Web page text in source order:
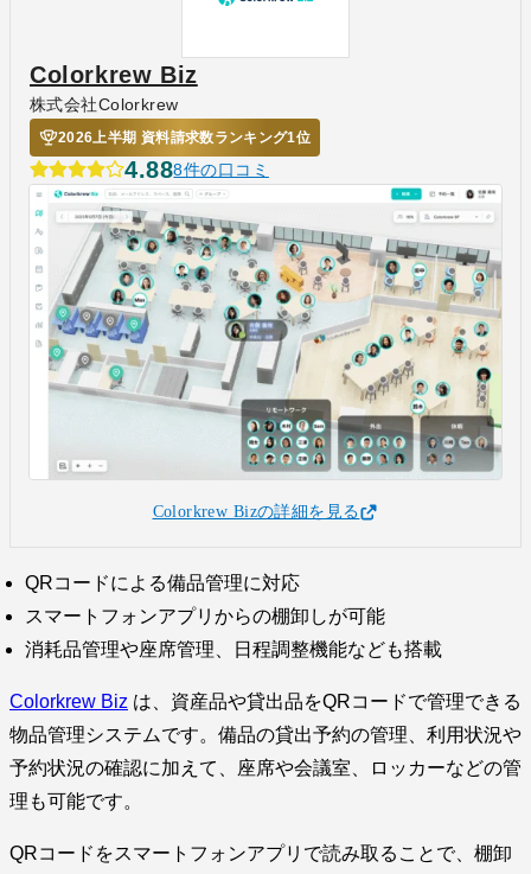
Colorkrew Biz
株式会社Colorkrew
2026上半期 資料請求数ランキング1位
4.888件の口コミ
Colorkrew Bizの詳細を見る
QRコードによる備品管理に対応
スマートフォンアプリからの棚卸しが可能
消耗品管理や座席管理、日程調整機能なども搭載
Colorkrew Biz は、資産品や貸出品をQRコードで管理できる
物品管理システムです。備品の貸出予約の管理、利用状況や
予約状況の確認に加えて、座席や会議室、ロッカーなどの管
理も可能です。
QRコードをスマートフォンアプリで読み取ることで、棚卸